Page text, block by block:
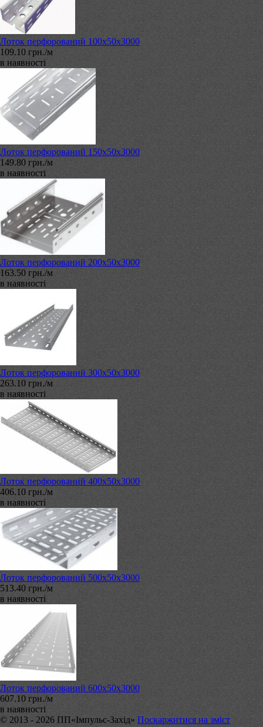
Лоток перфорований 100х50х3000
109.10 грн./м
в наявності
Лоток перфорований 150х50х3000
149.80 грн./м
в наявності
Лоток перфорований 200х50х3000
163.50 грн./м
в наявності
Лоток перфорований 300х50х3000
263.10 грн./м
в наявності
Лоток перфорований 400х50х3000
406.10 грн./м
в наявності
Лоток перфорований 500х50х3000
513.40 грн./м
в наявності
Лоток перфорований 600х50х3000
607.10 грн./м
в наявності
© 2013 - 2026 ПП«Імпульс-Захід» Поскаржитися на зміст